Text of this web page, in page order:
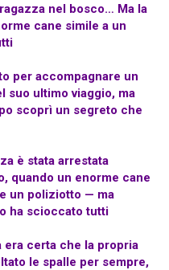
nel bosco… Ma la
cane simile a un
per accompagnare un
suo ultimo viaggio, ma
scoprì un segreto che
è stata arrestata
quando un enorme cane
un poliziotto — ma
ha scioccato tutti
era certa che la propria
le spalle per sempre,